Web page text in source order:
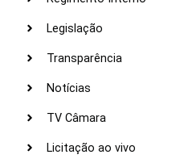
Legislação
Transparência
Notícias
TV Câmara
Licitação ao vivo